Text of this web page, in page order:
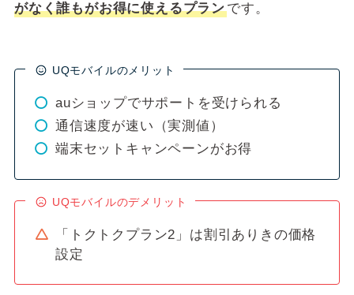
がなく誰もがお得に使えるプランです。
UQモバイルのメリット
auショップでサポートを受けられる
通信速度が速い（実測値）
端末セットキャンペーンがお得
UQモバイルのデメリット
「トクトクプラン2」は割引ありきの価格
設定